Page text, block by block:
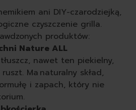
ani DIY-czarodziejką,
czyszczenie grilla.
produktów:
Nature ALL
nawet ten piekielny,
Ma naturalny skład,
i zapach, który nie